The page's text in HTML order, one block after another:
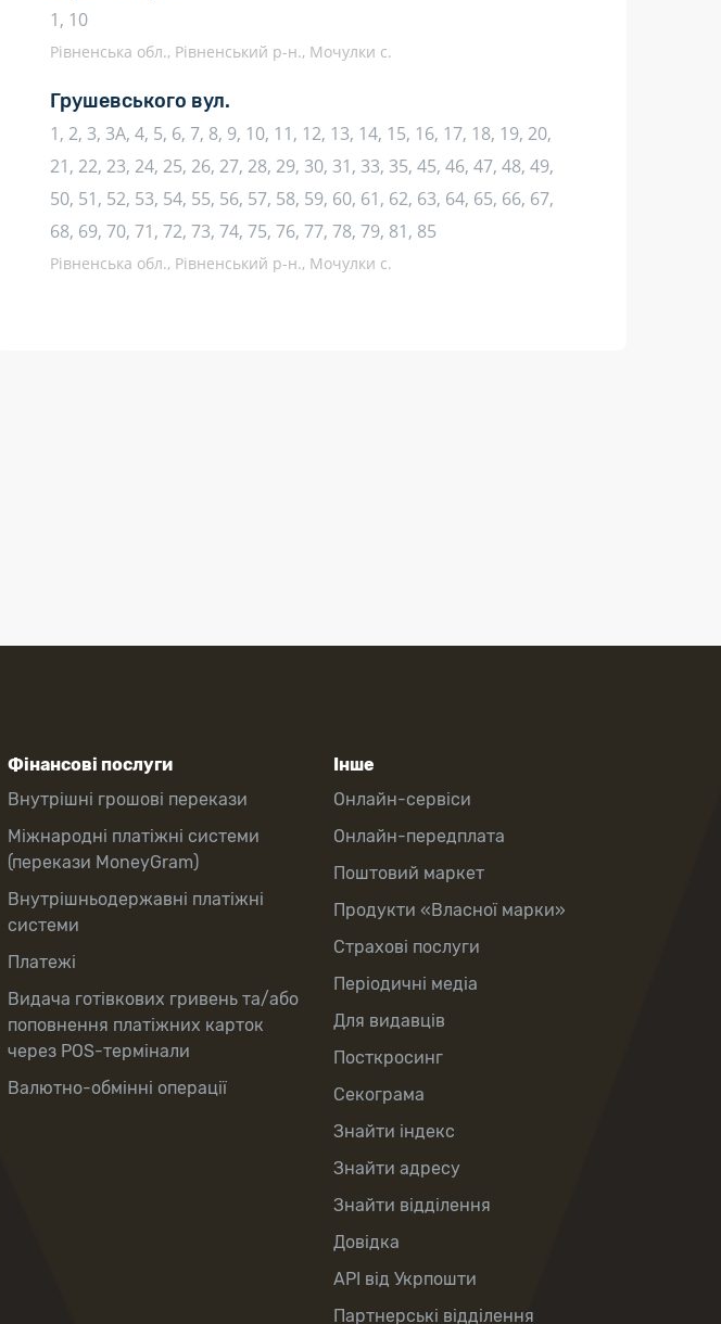
1, 10
Рівненська обл., Рівненський р-н., Мочулки с.
Грушевського вул.
1, 2, 3, 3А, 4, 5, 6, 7, 8, 9, 10, 11, 12, 13, 14, 15, 16, 17, 18, 19, 20,
21, 22, 23, 24, 25, 26, 27, 28, 29, 30, 31, 33, 35, 45, 46, 47, 48, 49,
50, 51, 52, 53, 54, 55, 56, 57, 58, 59, 60, 61, 62, 63, 64, 65, 66, 67,
68, 69, 70, 71, 72, 73, 74, 75, 76, 77, 78, 79, 81, 85
Рівненська обл., Рівненський р-н., Мочулки с.
Фінансові послуги
Внутрішні грошові перекази
Міжнародні платіжні системи
(перекази MoneyGram)
Внутрішньодержавні платіжні
системи
Платежі
Видача готівкових гривень та/або
поповнення платіжних карток
через POS-термінали
Валютно-обмінні операції
Інше
Онлайн-сервіси
Онлайн-передплата
Поштовий маркет
Продукти «Власної марки»
Страхові послуги
Періодичні медіа
Для видавців
Посткросинг
Секограма
Знайти індекс
Знайти адресу
Знайти відділення
Довідка
API від Укрпошти
Партнерські відділення